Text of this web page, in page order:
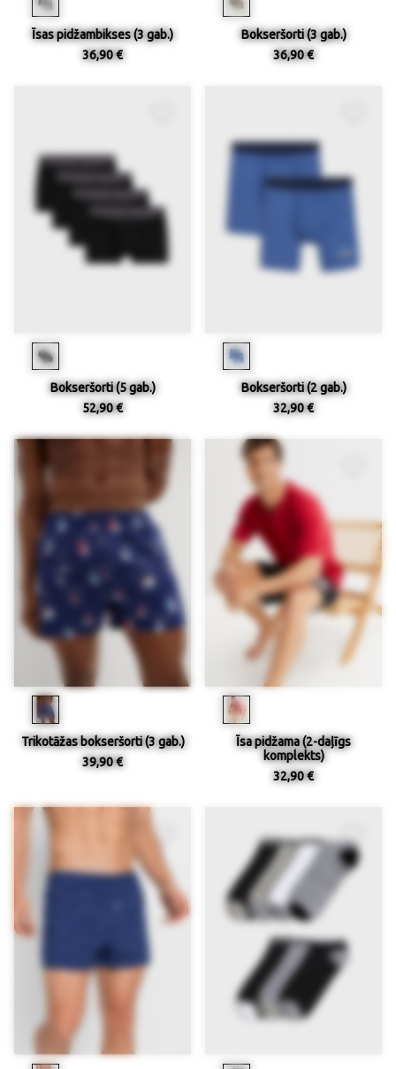
Īsas pidžambikses (3 gab.)
36,90 €
Bokseršorti (3 gab.)
36,90 €
Bokseršorti (5 gab.)
52,90 €
Bokseršorti (2 gab.)
32,90 €
Trikotāžas bokseršorti (3 gab.)
39,90 €
Īsa pidžama (2-daļīgs
komplekts)
32,90 €